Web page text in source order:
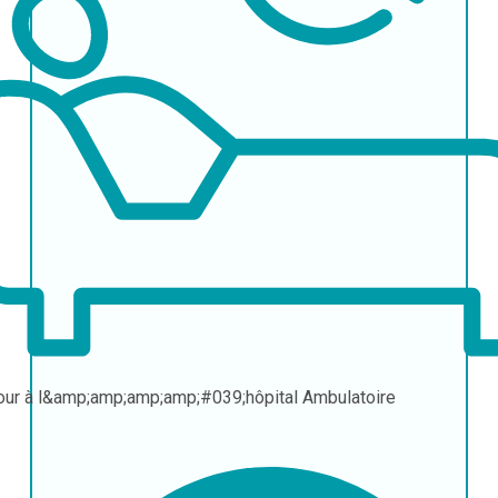
à l&amp;amp;amp;amp;#039;hôpital Ambulatoire